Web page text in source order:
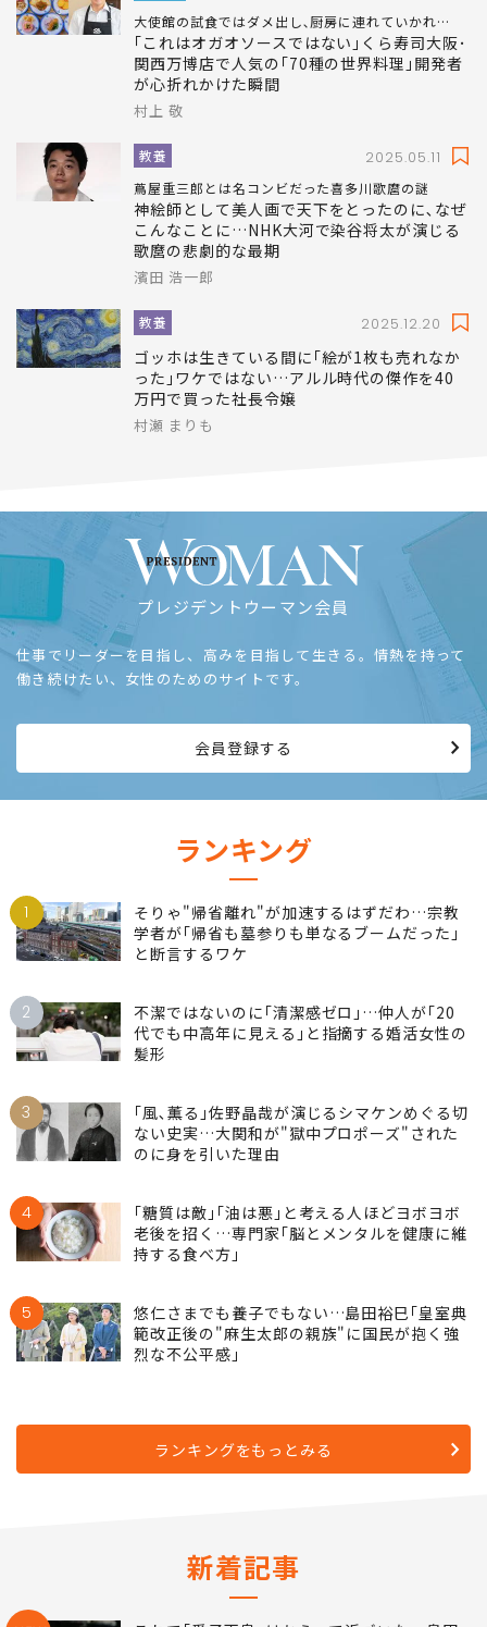
大使館の試食ではダメ出し､厨房に連れていかれ…
｢これはオガオソースではない｣くら寿司大阪･
関西万博店で人気の｢70種の世界料理｣開発者
が心折れかけた瞬間
村上 敬
教養 2025.05.11
蔦屋重三郎とは名コンビだった喜多川歌麿の謎
神絵師として美人画で天下をとったのに､なぜ
こんなことに…NHK大河で染谷将太が演じる
歌麿の悲劇的な最期
濱田 浩一郎
教養 2025.12.20
ゴッホは生きている間に｢絵が1枚も売れなか
った｣ワケではない…アルル時代の傑作を40
万円で買った社長令嬢
村瀬 まりも
プレジデントウーマン会員
仕事でリーダーを目指し、高みを目指して生きる。情熱を持って
働き続けたい、女性のためのサイトです。
会員登録する
ランキング
1
そりゃ"帰省離れ"が加速するはずだわ…宗教
学者が｢帰省も墓参りも単なるブームだった｣
と断言するワケ
2
不潔ではないのに｢清潔感ゼロ｣…仲人が｢20
代でも中高年に見える｣と指摘する婚活女性の
髪形
3
｢風､薫る｣佐野晶哉が演じるシマケンめぐる切
ない史実…大関和が"獄中プロポーズ"された
のに身を引いた理由
4
｢糖質は敵｣｢油は悪｣と考える人ほどヨボヨボ
老後を招く…専門家｢脳とメンタルを健康に維
持する食べ方｣
5
悠仁さまでも養子でもない…島田裕巳｢皇室典
範改正後の"麻生太郎の親族"に国民が抱く強
烈な不公平感｣
ランキングをもっとみる
新着記事